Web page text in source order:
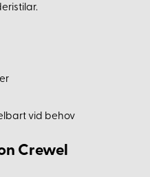
vid behov
Crewel